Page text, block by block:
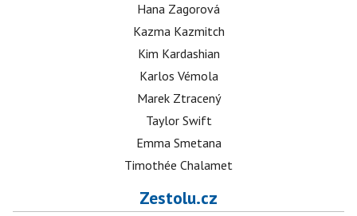
Hana Zagorová
Kazma Kazmitch
Kim Kardashian
Karlos Vémola
Marek Ztracený
Taylor Swift
Emma Smetana
Timothée Chalamet
Zestolu.cz